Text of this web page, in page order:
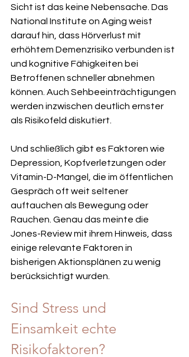
Sicht ist das keine Nebensache. Das
National Institute on Aging weist
darauf hin, dass Hörverlust mit
erhöhtem Demenzrisiko verbunden ist
und kognitive Fähigkeiten bei
Betroffenen schneller abnehmen
können. Auch Sehbeeinträchtigungen
werden inzwischen deutlich ernster
als Risikofeld diskutiert.
Und schließlich gibt es Faktoren wie
Depression, Kopfverletzungen oder
Vitamin-D-Mangel, die im öffentlichen
Gespräch oft weit seltener
auftauchen als Bewegung oder
Rauchen. Genau das meinte die
Jones-Review mit ihrem Hinweis, dass
einige relevante Faktoren in
bisherigen Aktionsplänen zu wenig
berücksichtigt wurden.
Sind Stress und
Einsamkeit echte
Risikofaktoren?